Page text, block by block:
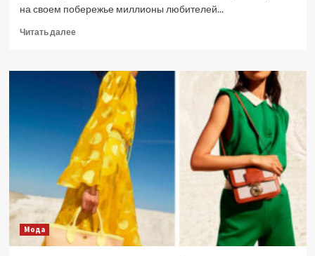
на своем побережье миллионы любителей...
Читать далееПрочитать
Длинные
пляжные
платья
летнего
отдыха
Мода